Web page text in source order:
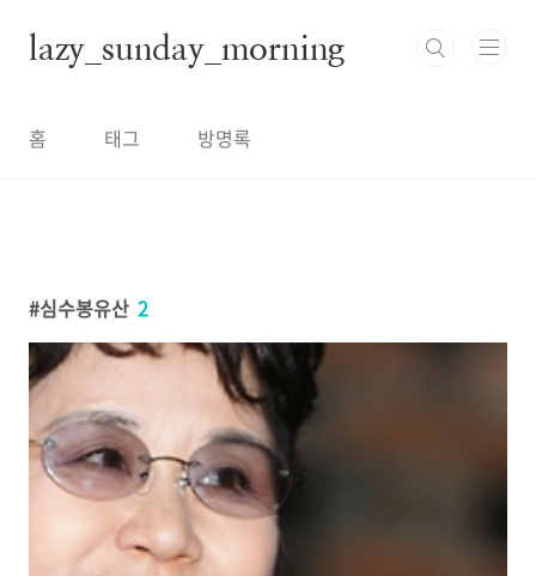
lazy_sunday_morning
홈 태그 방명록
심수봉유산 2